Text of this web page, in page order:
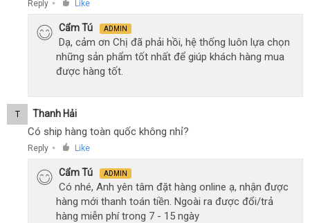
Reply ● Like
Cẩm Tú ADMIN
Dạ, cảm ơn Chị đã phải hồi, hệ thống luôn lựa chọn
những sản phẩm tốt nhất để giúp khách hàng mua
được hàng tốt.
T Thanh Hải
Có ship hàng toàn quốc không nhỉ?
Reply ● Like
Cẩm Tú ADMIN
Có nhé, Anh yên tâm đặt hàng online ạ, nhận được
hàng mới thanh toán tiền. Ngoài ra được đổi/trả
hàng miễn phí trong 7 - 15 ngày